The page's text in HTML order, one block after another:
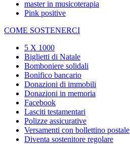
master in musicoterapia
Pink positive
COME SOSTENERCI
5 X 1000
Biglietti di Natale
Bomboniere solidali
Bonifico bancario
Donazioni di immobili
Donazioni in memoria
Facebook
Lasciti testamentari
Polizze assicurative
Versamenti con bollettino postale
Diventa sostenitore regolare